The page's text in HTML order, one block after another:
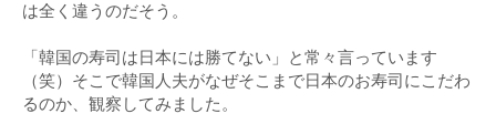
は全く違うのだそう。
「韓国の寿司は日本には勝てない」と常々言っています
（笑）そこで韓国人夫がなぜそこまで日本のお寿司にこだわ
るのか、観察してみました。